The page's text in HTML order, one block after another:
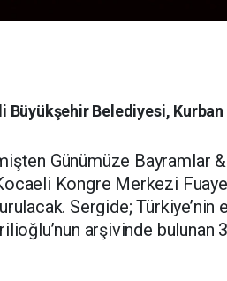
Büyükşehir Belediyesi,
Günümüze Bayramlar
Kongre Merkezi
Sergide;
arşivinde bulunan